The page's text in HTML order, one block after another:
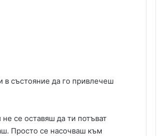
в състояние да го привлечеш
се оставяш да ти потъват
Просто се насочваш към